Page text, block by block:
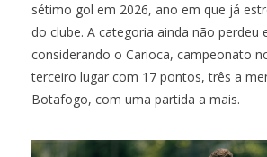
sétimo gol em 2026, ano em que já
do clube. A categoria ainda não perdeu
considerando o Carioca, campeonato
terceiro lugar com 17 pontos, três a
Botafogo, com uma partida a mais.